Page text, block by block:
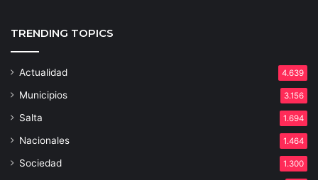
TRENDING TOPICS
Actualidad 4.639
Municipios 3.156
Salta 1.694
Nacionales 1.464
Sociedad 1.300